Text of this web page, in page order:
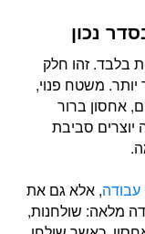
נכון
בלבד. זהו חלק
יותר. משטח פנוי,
אחסון ברור
יוצרים סביבת
עבודה, אלא גם את
מלאה: שולחנות,